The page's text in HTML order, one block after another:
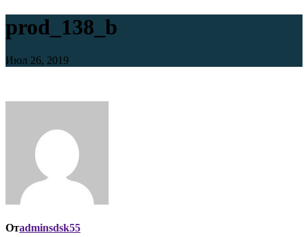
prod_138_b
Июл 26, 2019
Отadminsdsk55